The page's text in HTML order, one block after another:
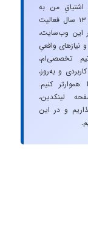
اشتیاقِ من به
دنیایِ HSE است. با بیش از ۱۳ سال فعالیت
این وب‌سایت،
واقعیِ
تخصصی‌ام،
و به‌روز،
کنیم.
لینکدین،
و در این